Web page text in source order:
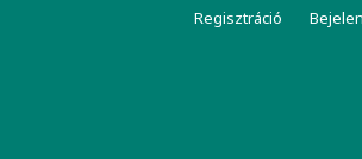
Regisztráció